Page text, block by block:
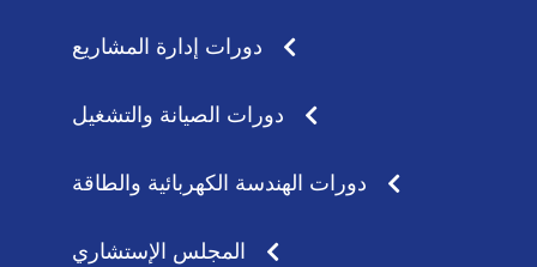
دورات إدارة المشاريع
دورات الصيانة والتشغيل
دورات الهندسة الكهربائية والطاقة
المجلس الإستشاري